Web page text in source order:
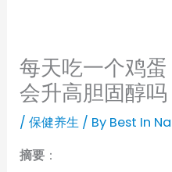
每天吃一个鸡
会升高胆固醇
/保健养生 / By Best In
摘要 ：